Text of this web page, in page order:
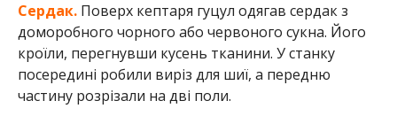
Сердак. Поверх кептаря гуцул одягав сердак з
доморобного чорного або червоного сукна. Його
кроїли, перегнувши кусень тканини. У станку
посередині робили виріз для шиї, а передню
частину розрізали на дві поли.